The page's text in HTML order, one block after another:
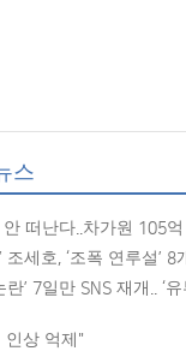
스
떠난다..차가원 105
조세호, ‘조폭 연루설’ 8
란’ 7일만 SNS 재개.. ‘
인상 억제"